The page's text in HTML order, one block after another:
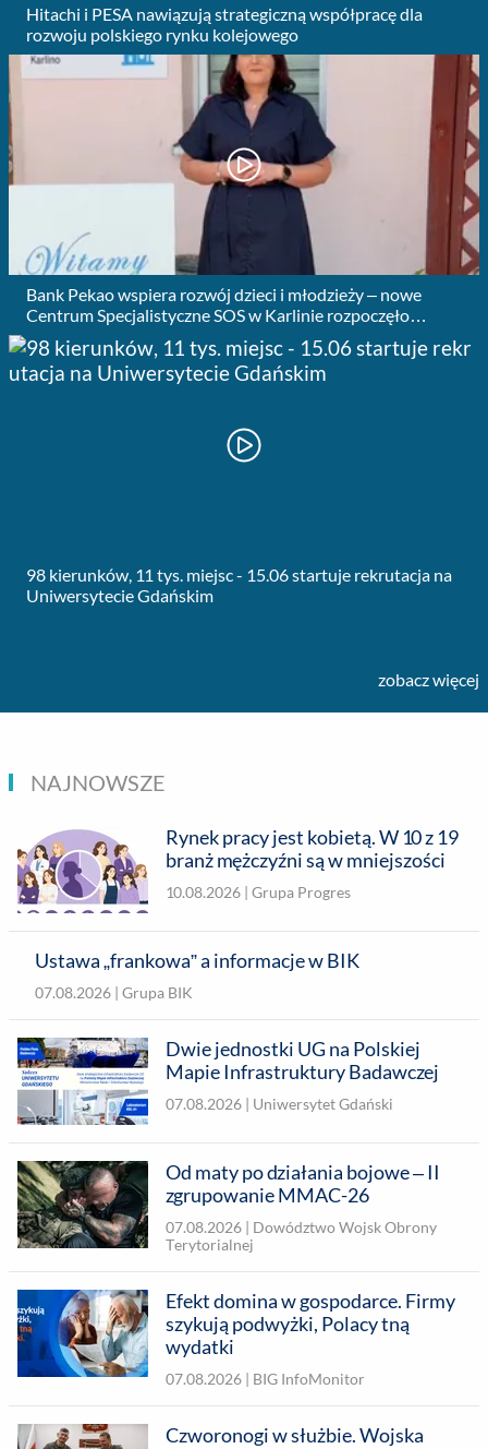
Hitachi i PESA nawiązują strategiczną współpracę dla
rozwoju polskiego rynku kolejowego
Bank Pekao wspiera rozwój dzieci i młodzieży – nowe
Centrum Specjalistyczne SOS w Karlinie rozpoczęło
98 kierunków, 11 tys. miejsc - 15.06 startuje rekrutacja na
Uniwersytecie Gdańskim
zobacz więcej
NAJNOWSZE
Rynek pracy jest kobietą. W 10 z 19
branż mężczyźni są w mniejszości
10.08.2026 | Grupa Progres
Ustawa „frankowa” a informacje w BIK
07.08.2026 | Grupa BIK
Dwie jednostki UG na Polskiej
Mapie Infrastruktury Badawczej
07.08.2026 | Uniwersytet Gdański
Od maty po działania bojowe – II
zgrupowanie MMAC-26
07.08.2026 | Dowództwo Wojsk Obrony
Terytorialnej
Efekt domina w gospodarce. Firmy
szykują podwyżki, Polacy tną
wydatki
07.08.2026 | BIG InfoMonitor
Czworonogi w służbie. Wojska